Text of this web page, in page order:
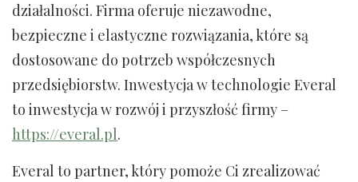
działalności. Firma oferuje niezawodne,
bezpieczne i elastyczne rozwiązania, które są
dostosowane do potrzeb współczesnych
przedsiębiorstw. Inwestycja w technologie Everal
to inwestycja w rozwój i przyszłość firmy –
https://everal.pl.
Everal to partner, który pomoże Ci zrealizować